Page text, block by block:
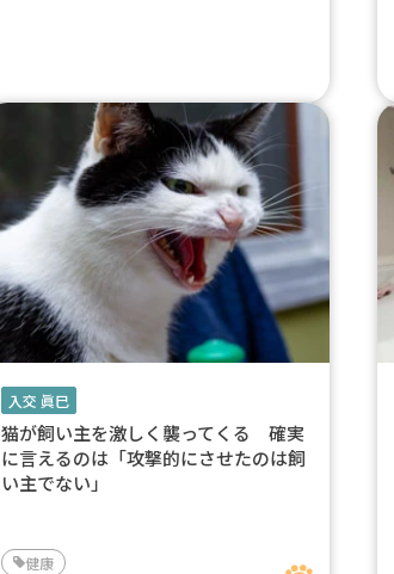
入交 眞巳
猫が飼い主を激しく襲ってくる 確実
に言えるのは「攻撃的にさせたのは飼
い主でない」
健康